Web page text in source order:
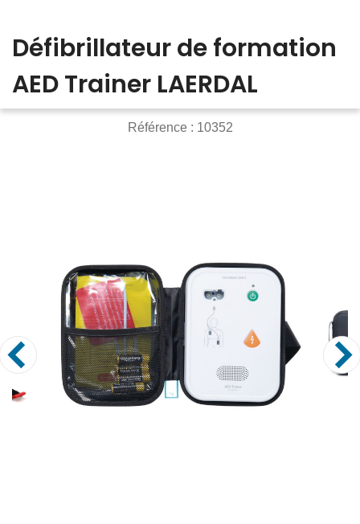
Défibrillateur de formation
AED Trainer LAERDAL
Référence : 10352